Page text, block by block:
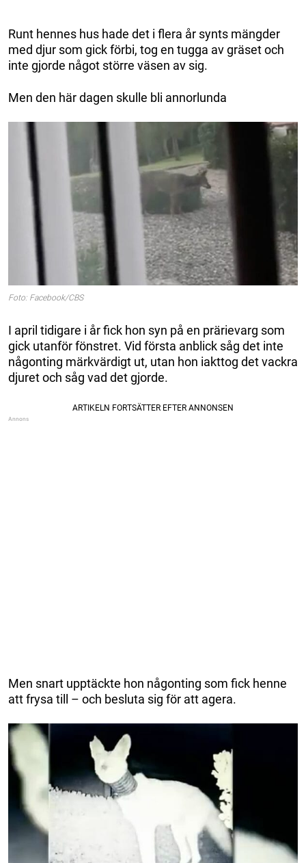
Runt hennes hus hade det i flera år synts mängder
med djur som gick förbi, tog en tugga av gräset och
inte gjorde något större väsen av sig.
Men den här dagen skulle bli annorlunda
Foto: Facebook/CBS
I april tidigare i år fick hon syn på en prärievarg som
gick utanför fönstret. Vid första anblick såg det inte
någonting märkvärdigt ut, utan hon iakttog det vackra
djuret och såg vad det gjorde.
Men snart upptäckte hon någonting som fick henne
att frysa till – och besluta sig för att agera.